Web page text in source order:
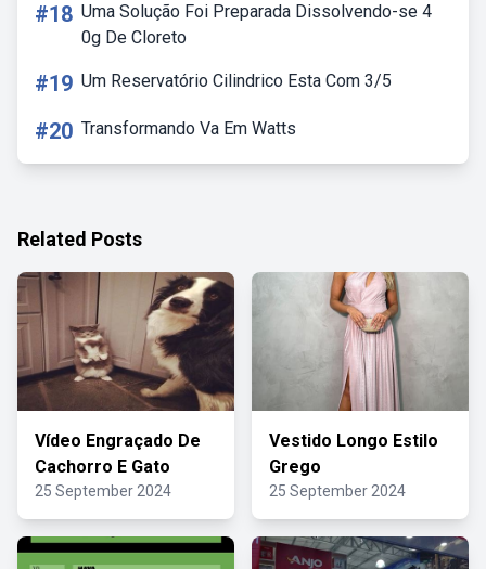
#18 Uma Solução Foi Preparada Dissolvendo-se 4
0g De Cloreto
#19 Um Reservatório Cilindrico Esta Com 3/5
#20 Transformando Va Em Watts
Related Posts
Vídeo Engraçado De
Cachorro E Gato
25 September 2024
Vestido Longo Estilo
Grego
25 September 2024